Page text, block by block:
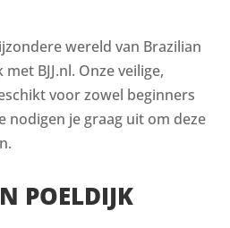
wereld van Brazilian
met BJJ.nl. Onze veilige,
voor zowel beginners
nodigen je graag uit om deze
POELDIJK